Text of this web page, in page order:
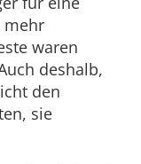
mehr
waren
deshalb,
den
sie